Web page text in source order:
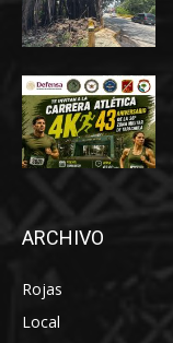
ARCHIVO
Rojas
Local